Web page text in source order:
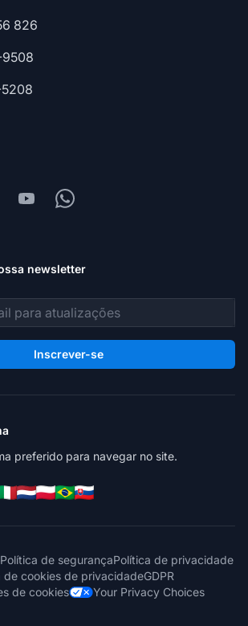
826
YoutubeWhatsapp
newsletter
Inscrever-se
preferido para navegar no site.
Política de segurançaPolítica de privacidade
de cookies de privacidadeGDPR
de cookies
Your Privacy Choices